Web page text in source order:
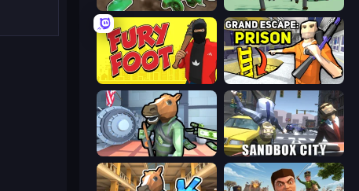
Soldiers - Capture and Control! Bank Heist
Fury Foot Grand Escape: Prison
Bank Robbery Sandbox City